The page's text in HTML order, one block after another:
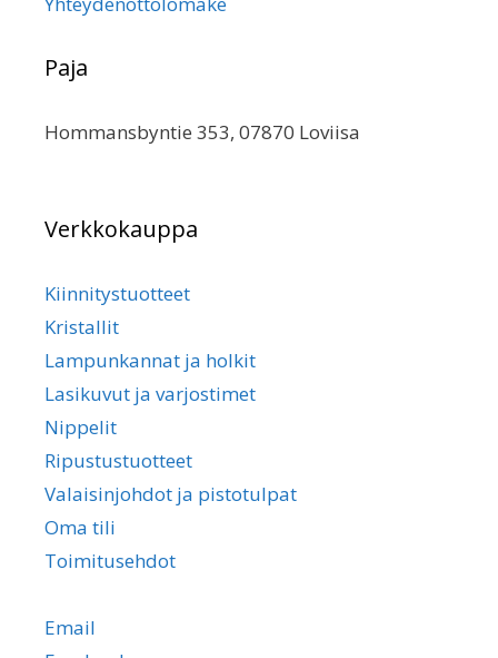
Paja
Hommansbyntie 353, 07870 Loviisa
Verkkokauppa
Kiinnitystuotteet
Kristallit
Lampunkannat ja holkit
Lasikuvut ja varjostimet
Nippelit
Ripustustuotteet
Valaisinjohdot ja pistotulpat
Oma tili
Toimitusehdot
Email